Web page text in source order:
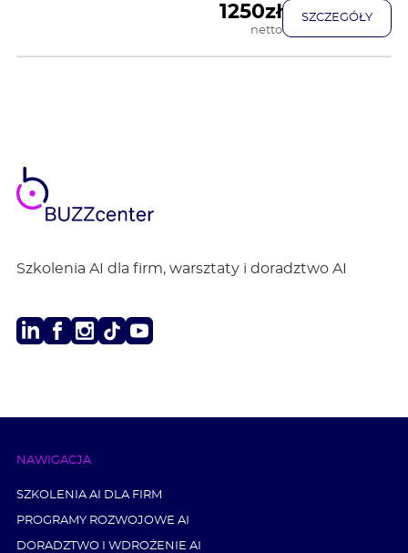
1250zł
netto
SZCZEGÓŁY
Szkolenia AI dla firm, warsztaty i doradztwo AI
LinkedInFacebook
Instagram
NAWIGACJA
SZKOLENIA AI DLA FIRM
PROGRAMY ROZWOJOWE AI
DORADZTWO I WDROŻENIE AI